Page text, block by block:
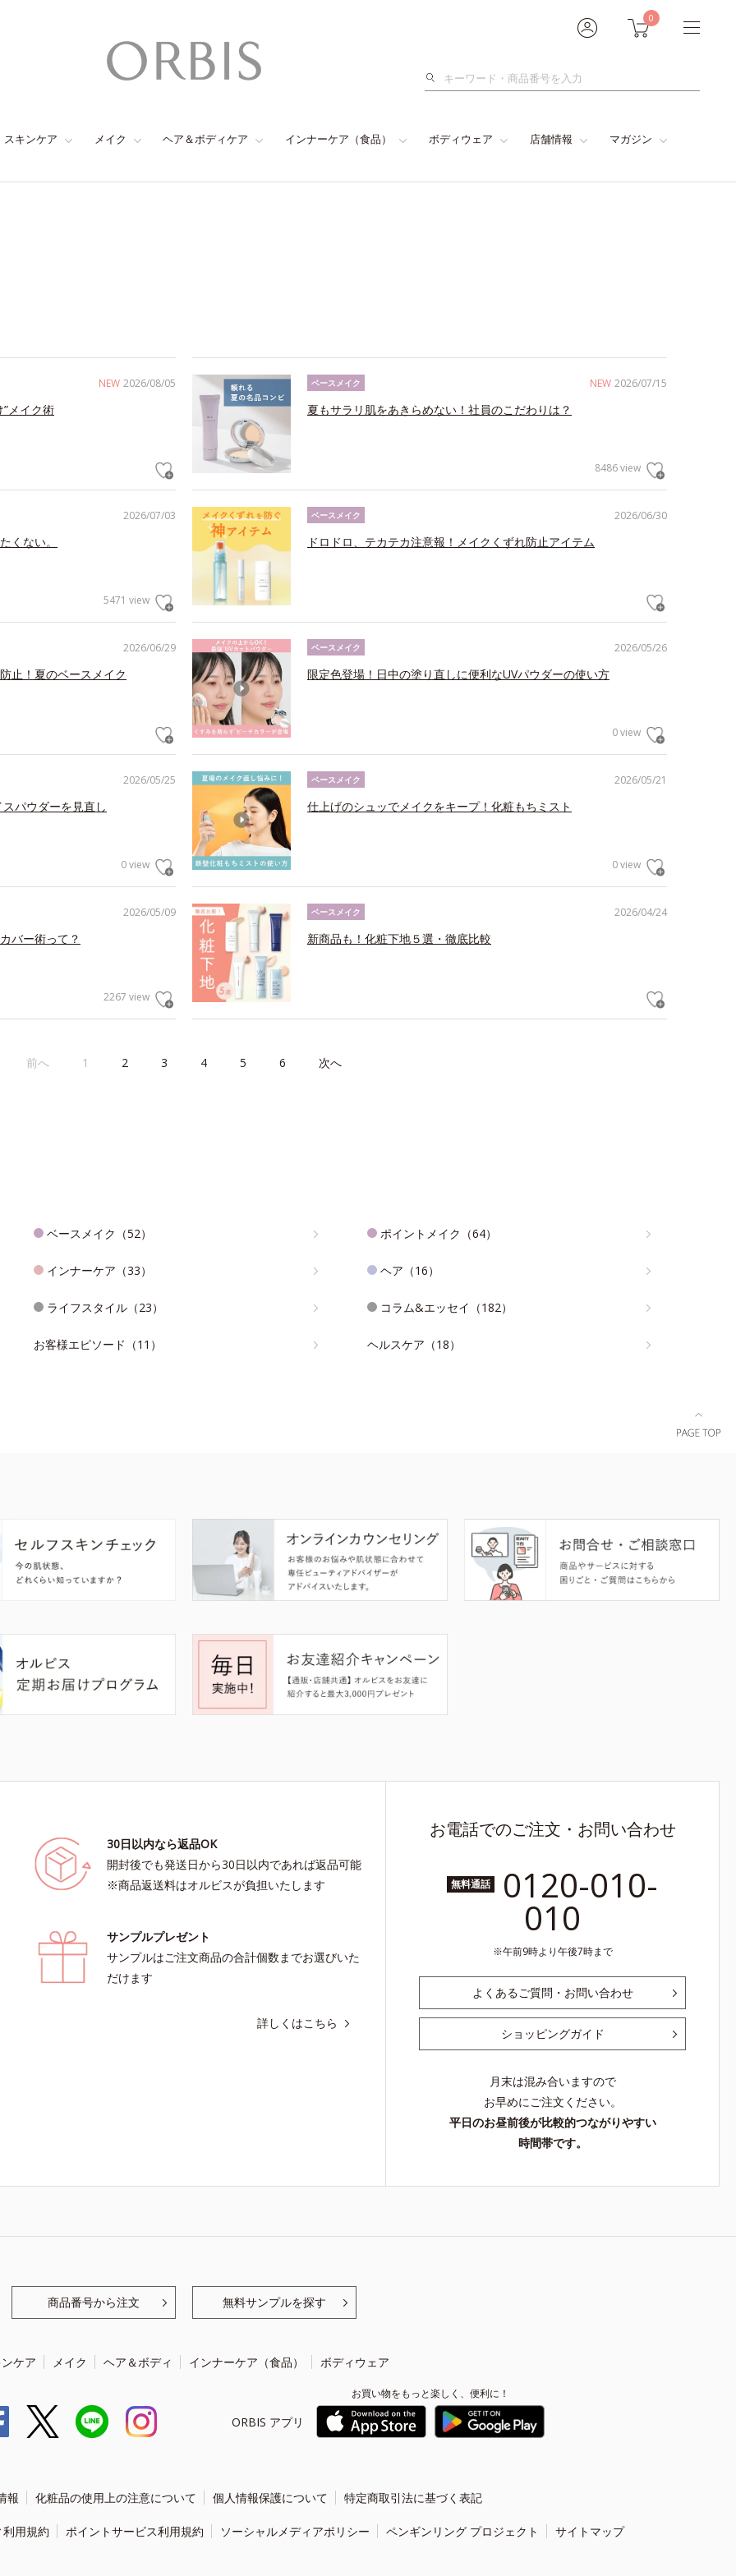
0
検
スキンケア メイク ヘア＆ボディケア インナーケア（食品） ボディウェア 店舗情報 マガジン
NEW 2026/08/05
メイク術
NEW 2026/07/15
ベースメイク
夏もサラリ肌をあきらめない！社員のこだわりは？
8486 view
2026/07/03
くない。
5471 view
2026/06/30
ベースメイク
ドロドロ、テカテカ注意報！メイクくずれ防止アイテム
2026/06/29
止！夏のベースメイク
2026/05/26
ベースメイク
限定色登場！日中の塗り直しに便利なUVパウダーの使い方
0 view
2026/05/25
パウダーを見直し
0 view
2026/05/21
ベースメイク
仕上げのシュッでメイクをキープ！化粧もちミスト
0 view
2026/05/09
バー術って？
2267 view
2026/04/24
ベースメイク
新商品も！化粧下地５選・徹底比較
前へ 1 2 3 4 5 6 次へ
ベースメイク（52） ポイントメイク（64）
インナーケア（33） ヘア（16）
ライフスタイル（23） コラム&エッセイ（182）
お客様エピソード（11） ヘルスケア（18）
30日以内なら返品OK
開封後でも発送日から30日以内であれば返品可能
※商品返送料はオルビスが負担いたします
サンプルプレゼント
サンプルはご注文商品の合計個数までお選びいた
だけます
詳しくはこちら
お電話でのご注文・お問い合わせ
無料通話 0120-010-
010
午前9時より午後7時まで
よくあるご質問・お問い合わせ
ショッピングガイド
月末は混み合いますので
お早めにご注文ください。
平日のお昼前後が比較的つながりやすい
時間帯です。
商品番号から注文 無料サンプルを探す
ケア メイク ヘア＆ボディ インナーケア（食品） ボディウェア
ORBIS アプリ
お買い物をもっと楽しく、便利に！
報 化粧品の使用上の注意について 個人情報保護について 特定商取引法に基づく表記
用規約 ポイントサービス利用規約 ソーシャルメディアポリシー ペンギンリング プロジェクト サイトマップ